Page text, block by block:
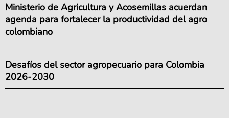
Ministerio de Agricultura y Acosemillas acuerdan
agenda para fortalecer la productividad del agro
colombiano
Desafíos del sector agropecuario para Colombia
2026-2030